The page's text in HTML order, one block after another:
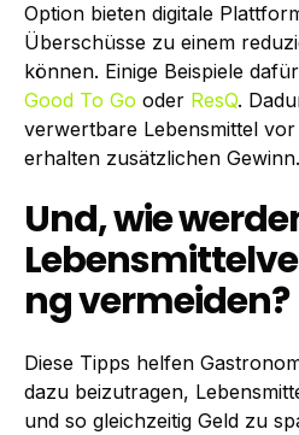
Option bieten digitale
Überschüsse zu einem
können. Einige Beispiele
Good To Go oder ResQ.
verwertbare Lebensmittel
erhalten zusätzlichen Gewinn.
Und, wie
ng vermeiden?
Diese Tipps helfen
dazu beizutragen,
und so gleichzeitig Geld zu